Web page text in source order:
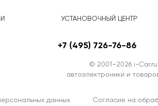
УСТАНОВОЧНЫЙ ЦЕНТР
+7 (495) 726-76-86
© 2001–2026 i-
автоэлектроники и
данных Согласие на